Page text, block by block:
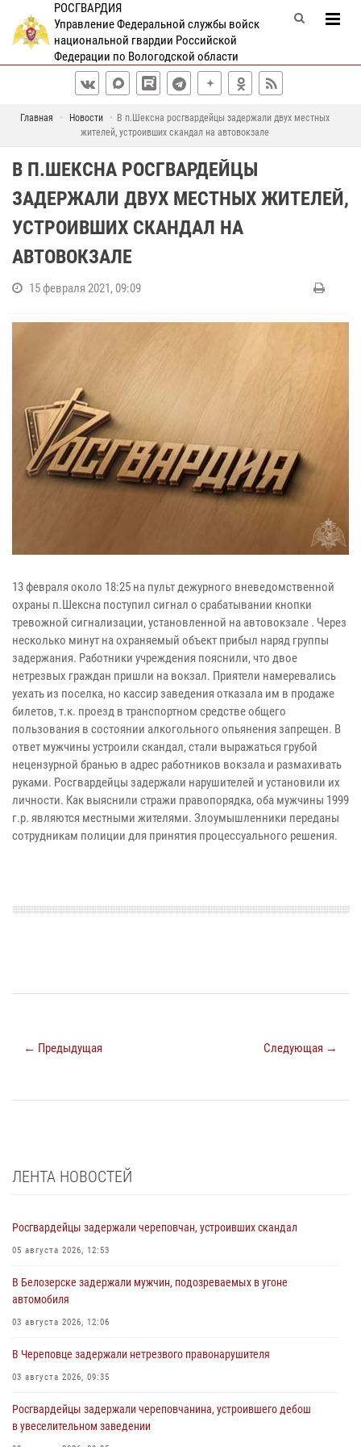
РОСГВАРДИЯ
Управление Федеральной службы войск
национальной гвардии Российской
Федерации по Вологодской области
Главная Новости
В п.Шексна росгвардейцы задержали двух местных
жителей, устроивших скандал на автовокзале
В П.ШЕКСНА РОСГВАРДЕЙЦЫ
ЗАДЕРЖАЛИ ДВУХ МЕСТНЫХ ЖИТЕЛЕЙ,
УСТРОИВШИХ СКАНДАЛ НА
АВТОВОКЗАЛЕ
15 февраля 2021, 09:09
13 февраля около 18:25 на пульт дежурного вневедомственной
охраны п.Шексна поступил сигнал о срабатывании кнопки
тревожной сигнализации, установленной на автовокзале . Через
несколько минут на охраняемый объект прибыл наряд группы
задержания. Работники учреждения пояснили, что двое
нетрезвых граждан пришли на вокзал. Приятели намеревались
уехать из поселка, но кассир заведения отказала им в продаже
билетов, т.к. проезд в транспортном средстве общего
пользования в состоянии алкогольного опьянения запрещен. В
ответ мужчины устроили скандал, стали выражаться грубой
нецензурной бранью в адрес работников вокзала и размахивать
руками. Росгвардейцы задержали нарушителей и установили их
личности. Как выяснили стражи правопорядка, оба мужчины 1999
г.р. являются местными жителями. Злоумышленники переданы
сотрудникам полиции для принятия процессуального решения.
← Предыдущая Следующая →
ЛЕНТА НОВОСТЕЙ
Росгвардейцы задержали череповчан, устроивших скандал
05 августа 2026, 12:53
В Белозерске задержали мужчин, подозреваемых в угоне
автомобиля
03 августа 2026, 12:06
В Череповце задержали нетрезвого правонарушителя
03 августа 2026, 09:35
Росгвардейцы задержали череповчанина, устроившего дебош
в увеселительном заведении